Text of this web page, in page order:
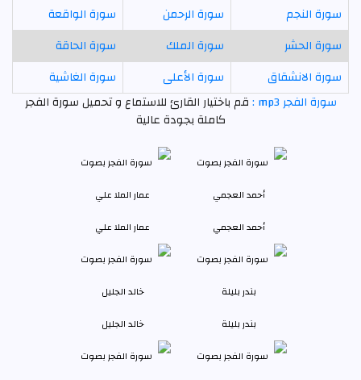
سورة النجم
سورة الرحمن
سورة الواقعة
سورة الحشر
سورة الملك
سورة الحاقة
سورة الانشقاق
سورة الأعلى
سورة الغاشية
سورة الفجر mp3 :
قم باختيار القارئ للاستماع و تحميل سورة الفجر
كاملة بجودة عالية
أحمد العجمي عمار الملا علي
بندر بليلة خالد الجليل